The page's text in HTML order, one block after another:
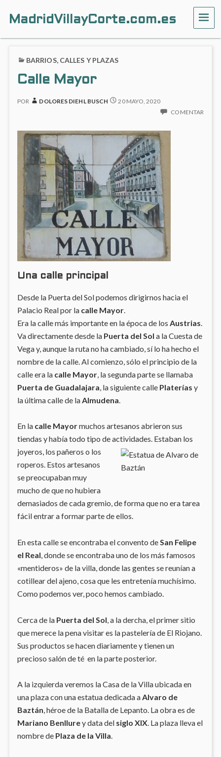
MadridVillayCorte.com.es
BARRIOS, CALLES Y PLAZAS
Calle Mayor
POR DOLORES DIEHL BUSCH
20 MAYO, 2020
COMENTAR
Una calle principal
Desde la Puerta del Sol podemos dirigirnos hacia el
Palacio Real por lacalle Mayor.
Era la calle más importante en la época de los Austrias
Va directamente desde la Puerta del Sol a la Cuesta de
Vega y, aunque la ruta no ha cambiado, sí lo ha hecho el
nombre de la calle. Al comienzo, sólo el principio de la
calle era lacalle Mayor, la segunda parte se llamaba
Puerta de Guadalajara , la siguiente calle Platerías y
la última calle de la Almudena
En la calle Mayormuchos artesanos abrieron sus
tiendas y había todo tipo de actividades. Estaban los
joyeros, los pañeros o los
roperos. Estos artesanos
se preocupaban muy
mucho de que no hubiera
demasiados de cada gremio, de forma que no era tarea
fácil entrar a formar parte de ellos.
En esta calle se encontraba el convento deSan Felipe
el Real, donde se encontraba uno de los más famosos
«mentideros» de la villa, donde las gentes se reunían a
cotillear del ajeno, cosa que les entretenía muchísimo.
Como podemos ver, poco hemos cambiado.
Cerca de la Puerta del Sol , a la dercha, el primer sitio
que merece la pena visitar es la pastelería de El Riojano.
Sus productos se hacen diariamente y tienen un
precioso salón de té en la parte posterior.
A la izquierda veremos la Casa de la Villa ubicada en
una plaza con una estatua dedicada aAlvaro de
Baztán, héroe de la Batalla de Lepanto. La obra es de
Mariano Benllurey data del siglo XIX. La plaza lleva el
nombre de Plaza de la Villa.